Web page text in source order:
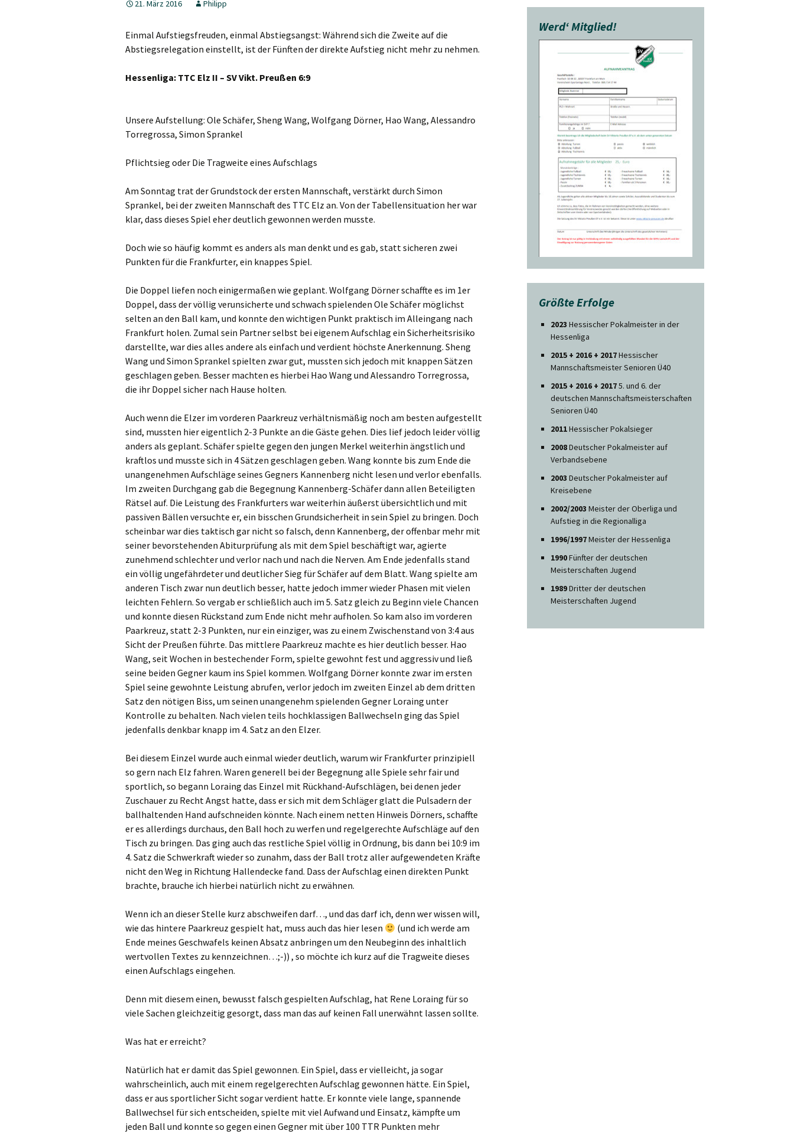
Jungen 19 I
21. März 2016 Philipp
Einmal Aufstiegsfreuden, einmal Abstiegsangst: Während sich die Zweite auf die
Abstiegsrelegation einstellt, ist der Fünften der direkte Aufstieg nicht mehr zu nehmen.
Hessenliga: TTC Elz II – SV Vikt. Preußen 6:9
Unsere Aufstellung: Ole Schäfer, Sheng Wang, Wolfgang Dörner, Hao Wang, Alessandro
Torregrossa, Simon Sprankel
Pflichtsieg oder Die Tragweite eines Aufschlags
Am Sonntag trat der Grundstock der ersten Mannschaft, verstärkt durch Simon
Sprankel, bei der zweiten Mannschaft des TTC Elz an. Von der Tabellensituation her war
klar, dass dieses Spiel eher deutlich gewonnen werden musste.
Doch wie so häufig kommt es anders als man denkt und es gab, statt sicheren zwei
Punkten für die Frankfurter, ein knappes Spiel.
Die Doppel liefen noch einigermaßen wie geplant. Wolfgang Dörner schaffte es im 1er
Doppel, dass der völlig verunsicherte und schwach spielenden Ole Schäfer möglichst
selten an den Ball kam, und konnte den wichtigen Punkt praktisch im Alleingang nach
Frankfurt holen. Zumal sein Partner selbst bei eigenem Aufschlag ein Sicherheitsrisiko
darstellte, war dies alles andere als einfach und verdient höchste Anerkennung. Sheng
Wang und Simon Sprankel spielten zwar gut, mussten sich jedoch mit knappen Sätzen
geschlagen geben. Besser machten es hierbei Hao Wang und Alessandro Torregrossa,
die ihr Doppel sicher nach Hause holten.
Auch wenn die Elzer im vorderen Paarkreuz verhältnismäßig noch am besten aufgestellt
sind, mussten hier eigentlich 2-3 Punkte an die Gäste gehen. Dies lief jedoch leider völlig
anders als geplant. Schäfer spielte gegen den jungen Merkel weiterhin ängstlich und
kraftlos und musste sich in 4 Sätzen geschlagen geben. Wang konnte bis zum Ende die
unangenehmen Aufschläge seines Gegners Kannenberg nicht lesen und verlor ebenfalls.
Im zweiten Durchgang gab die Begegnung Kannenberg-Schäfer dann allen Beteiligten
Rätsel auf. Die Leistung des Frankfurters war weiterhin äußerst übersichtlich und mit
passiven Bällen versuchte er, ein bisschen Grundsicherheit in sein Spiel zu bringen. Doch
scheinbar war dies taktisch gar nicht so falsch, denn Kannenberg, der offenbar mehr mit
seiner bevorstehenden Abiturprüfung als mit dem Spiel beschäftigt war, agierte
zunehmend schlechter und verlor nach und nach die Nerven. Am Ende jedenfalls stand
ein völlig ungefährdeter und deutlicher Sieg für Schäfer auf dem Blatt. Wang spielte am
anderen Tisch zwar nun deutlich besser, hatte jedoch immer wieder Phasen mit vielen
leichten Fehlern. So vergab er schließlich auch im 5. Satz gleich zu Beginn viele Chancen
und konnte diesen Rückstand zum Ende nicht mehr aufholen. So kam also im vorderen
Paarkreuz, statt 2-3 Punkten, nur ein einziger, was zu einem Zwischenstand von 3:4 aus
Sicht der Preußen führte. Das mittlere Paarkreuz machte es hier deutlich besser. Hao
Wang, seit Wochen in bestechender Form, spielte gewohnt fest und aggressiv und ließ
seine beiden Gegner kaum ins Spiel kommen. Wolfgang Dörner konnte zwar im ersten
Spiel seine gewohnte Leistung abrufen, verlor jedoch im zweiten Einzel ab dem dritten
Satz den nötigen Biss, um seinen unangenehm spielenden Gegner Loraing unter
Kontrolle zu behalten. Nach vielen teils hochklassigen Ballwechseln ging das Spiel
jedenfalls denkbar knapp im 4. Satz an den Elzer.
Bei diesem Einzel wurde auch einmal wieder deutlich, warum wir Frankfurter prinzipiell
so gern nach Elz fahren. Waren generell bei der Begegnung alle Spiele sehr fair und
sportlich, so begann Loraing das Einzel mit Rückhand-Aufschlägen, bei denen jeder
Zuschauer zu Recht Angst hatte, dass er sich mit dem Schläger glatt die Pulsadern der
ballhaltenden Hand aufschneiden könnte. Nach einem netten Hinweis Dörners, schaffte
er es allerdings durchaus, den Ball hoch zu werfen und regelgerechte Aufschläge auf den
Tisch zu bringen. Das ging auch das restliche Spiel völlig in Ordnung, bis dann bei 10:9 im
4. Satz die Schwerkraft wieder so zunahm, dass der Ball trotz aller aufgewendeten Kräfte
nicht den Weg in Richtung Hallendecke fand. Dass der Aufschlag einen direkten Punkt
brachte, brauche ich hierbei natürlich nicht zu erwähnen.
Wenn ich an dieser Stelle kurz abschweifen darf…, und das darf ich, denn wer wissen will,
wie das hintere Paarkreuz gespielt hat, muss auch das hier lesen
(und ich werde am
Ende meines Geschwafels keinen Absatz anbringen um den Neubeginn des inhaltlich
wertvollen Textes zu kennzeichnen…;-)) , so möchte ich kurz auf die Tragweite dieses
einen Aufschlags eingehen.
Denn mit diesem einen, bewusst falsch gespielten Aufschlag, hat Rene Loraing für so
viele Sachen gleichzeitig gesorgt, dass man das auf keinen Fall unerwähnt lassen sollte.
Was hat er erreicht?
Natürlich hat er damit das Spiel gewonnen. Ein Spiel, dass er vielleicht, ja sogar
wahrscheinlich, auch mit einem regelgerechten Aufschlag gewonnen hätte. Ein Spiel,
dass er aus sportlicher Sicht sogar verdient hatte. Er konnte viele lange, spannende
Ballwechsel für sich entscheiden, spielte mit viel Aufwand und Einsatz, kämpfte um
jeden Ball und konnte so gegen einen Gegner mit über 100 TTR Punkten mehr
Werd‘ Mitglied!
Größte Erfolge
2023 Hessischer Pokalmeister in der
Hessenliga
2015 + 2016 + 2017Hessischer
Mannschaftsmeister Senioren Ü40
2015 + 2016 + 20175. und 6. der
deutschen Mannschaftsmeisterschaften
Senioren Ü40
2011Hessischer Pokalsieger
2008Deutscher Pokalmeister auf
Verbandsebene
2003 Deutscher Pokalmeister auf
Kreisebene
2002/2003 Meister der Oberliga und
Aufstieg in die Regionalliga
1996/1997Meister der Hessenliga
1990Fünfter der deutschen
Meisterschaften Jugend
1989Dritter der deutschen
Meisterschaften Jugend